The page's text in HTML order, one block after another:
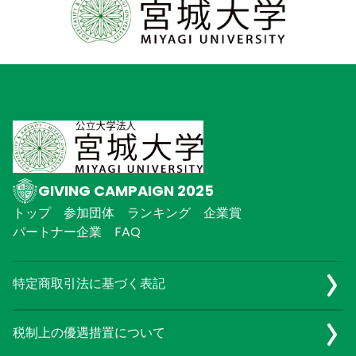
GIVING CAMPAIGN 2025
トップ 参加団体 ランキング
企業賞
パートナー企業
FAQ
特定商取引法に基づく表記
税制上の優遇措置について